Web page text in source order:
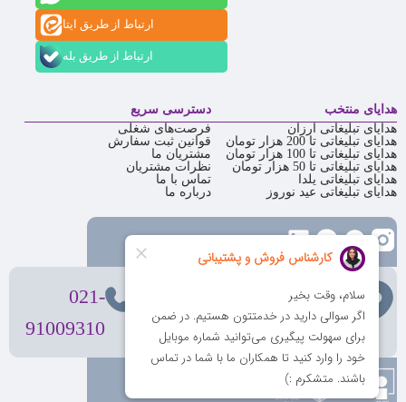
ارتباط از طریق ایتا
ارتباط از طریق بله
هدایای منتخب
هدایای تبلیغاتی ارزان
هدایای تبلیغاتی تا 200 هزار تومان
هدایای تبلیغاتی تا 100 هزار تومان
هدایای تبلیغاتی تا 50 هزار تومان
هدایای تبلیغاتی یلدا
هدایای تبلیغاتی عید نوروز
دسترسی سریع
فرصت‌های شغلی
قوانین ثبت سفارش
مشتریان ما
نظرات مشتریان
تماس با ما
درباره ما
تهران، ولیعصر، بالاتر از بهشتی،
بن‌بست پردیس، پلاک 12
021-
91009310